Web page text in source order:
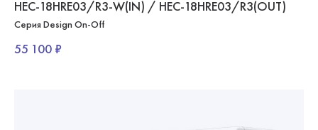
HEC-18HRE03/R3-W(IN) / HEC-18HRE03/R3(OUT)
Серия Design On-Off
55 100 ₽